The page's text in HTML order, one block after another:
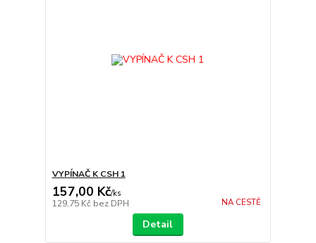
VYPÍNAČ K CSH 1
157,00 Kč/ks
129,75 Kč bez DPH NA CESTĚ
Detail